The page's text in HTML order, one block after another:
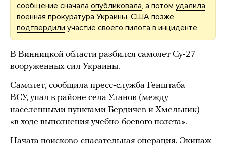
сообщение сначала опубликовала, а потом удалила
военная прокуратура Украины. США позже
подтвердили участие своего пилота в инциденте.
В Винницкой области разбился самолет Су-27
вооруженных сил Украины.
Самолет, сообщила пресс-служба Генштаба
ВСУ, упал в районе села Уланов (между
населенными пунктами Бердичев и Хмельник)
«в ходе выполнения учебно-боевого полета».
Начата поисково-спасательная операция. Экипаж